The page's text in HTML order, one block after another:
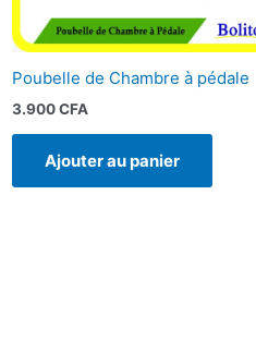
Poubelle de Chambre à pédale
3.900CFA
Ajouter au panier